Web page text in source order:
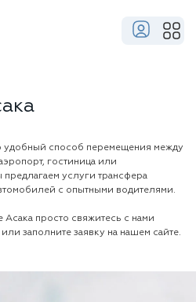
удобный способ перемещения между
гостиница или
услуги трансфера
с опытными водителями.
Асака просто свяжитесь с нами
или заполните заявку на нашем сайте.